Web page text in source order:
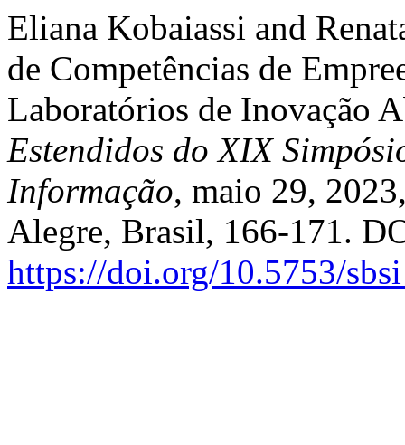
Eliana Kobaiassi and
de Competências de
Laboratórios de Inovação
Estendidos do XIX
Informação, maio 29,
Alegre, Brasil, 166-171.
https://doi.org/10.5753/